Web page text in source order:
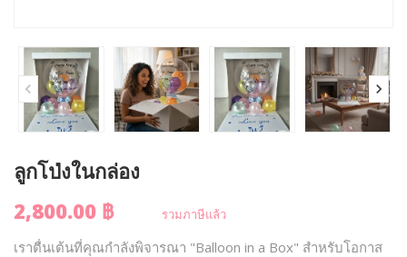
ลูกโป่งในกล่อง
2,800.00 ฿
รวมภาษีแล้ว
เราตื่นเต้นที่คุณกำลังพิจารณา "Balloon in a Box" สำหรับโอกาส